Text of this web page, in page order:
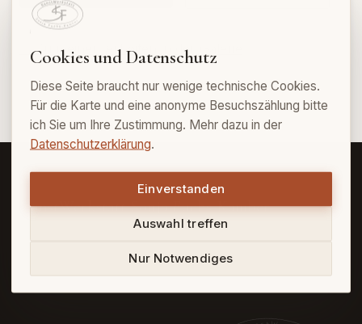
→ Zu meinen Arbeiten in der Galerie
KunstWerkstatt Sonja Fuchs-Kamber
Atelier und Galerie
Rheinstraße 96, VIP-CityCenter, Eingang E1
Cookies und Datenschutz
Diese Seite braucht nur wenige technische Cookies.
Für die Karte und eine anonyme Besuchszählung bitte
ich Sie um Ihre Zustimmung. Mehr dazu in der
Datenschutzerklärung.
Nur Notwendiges
Auswahl treffen
Einverstanden